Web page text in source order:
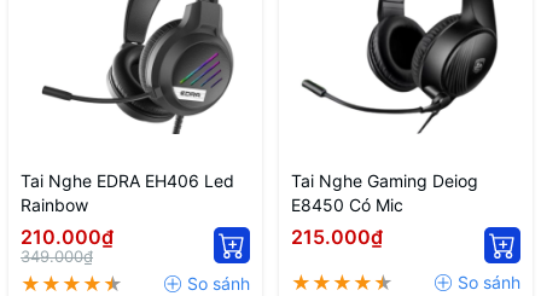
Tai Nghe EDRA EH406 Led
Rainbow
210.000₫
349.000₫
Tai Nghe Gaming Deiog
E8450 Có Mic
215.000₫